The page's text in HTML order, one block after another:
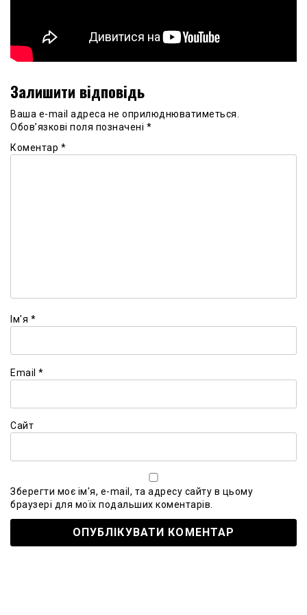
Залишити відповідь
Ваша e-mail адреса не оприлюднюватиметься.
Обов’язкові поля позначені *
Коментар *
Ім'я *
Email *
Сайт
Зберегти моє ім'я, e-mail, та адресу сайту в цьому
браузері для моїх подальших коментарів.